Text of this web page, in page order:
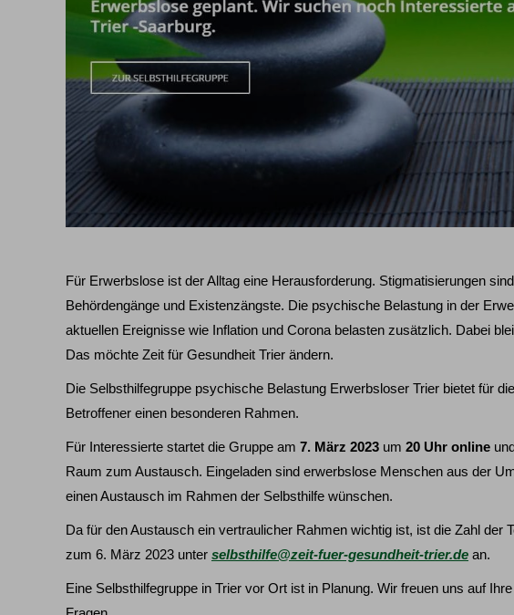
Für Erwerbslose ist der Alltag eine Herausforderung. Stigmatisierungen
Behördengänge und Existenzängste. Die psychische Belastung in der
aktuellen Ereignisse wie Inflation und Corona belasten zusätzlich. Dabei
Das möchte Zeit für Gesundheit Trier ändern.
Die Selbsthilfegruppe psychische Belastung Erwerbsloser Trier bietet für
Betroffener einen besonderen Rahmen.
Für Interessierte startet die Gruppe am 7. März 2023 um 20 Uhr online
Raum zum Austausch. Eingeladen sind erwerbslose Menschen aus der
einen Austausch im Rahmen der Selbsthilfe wünschen.
Da für den Austausch ein vertraulicher Rahmen wichtig ist, ist die Zahl der
zum 6. März 2023 unter selbsthilfe@zeit-fuer-gesundheit-trier.de an.
Eine Selbsthilfegruppe in Trier vor Ort ist in Planung. Wir freuen uns auf